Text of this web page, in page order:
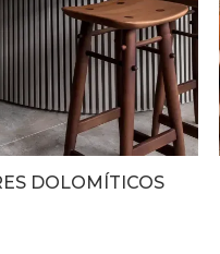
DOLOMÍTICOS